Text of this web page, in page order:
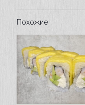
Похожие